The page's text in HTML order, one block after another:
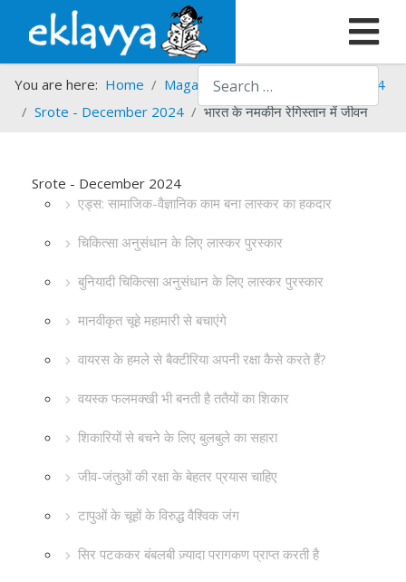
Search
You are here: Home Magazines Srote
Srote - 2024
Srote - December 2024
भारत के नमकीन रेगिस्तान में जीवन
Srote - December 2024
एड्स: सामाजिक-वैज्ञानिक काम बना लास्कर का हकदार
चिकित्सा अनुसंधान के लिए लास्कर पुरस्कार
बुनियादी चिकित्सा अनुसंधान के लिए लास्कर पुरस्कार
मानवीकृत चूहे महामारी से बचाएंगे
वायरस के हमले से बैक्टीरिया अपनी रक्षा कैसे करते हैं?
वयस्क फलमक्खी भी बनती है ततैयों का शिकार
शिकारियों से बचने के लिए बुलबुले का सहारा
जीव-जंतुओं की रक्षा के बेहतर प्रयास चाहिए
टापुओं के चूहों के विरुद्ध वैश्विक जंग
सिर पटककर बंबलबी ज़्यादा परागकण प्राप्त करती है